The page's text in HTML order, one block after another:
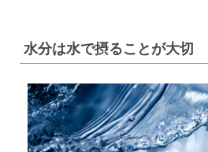
水分は水で摂ることが大切